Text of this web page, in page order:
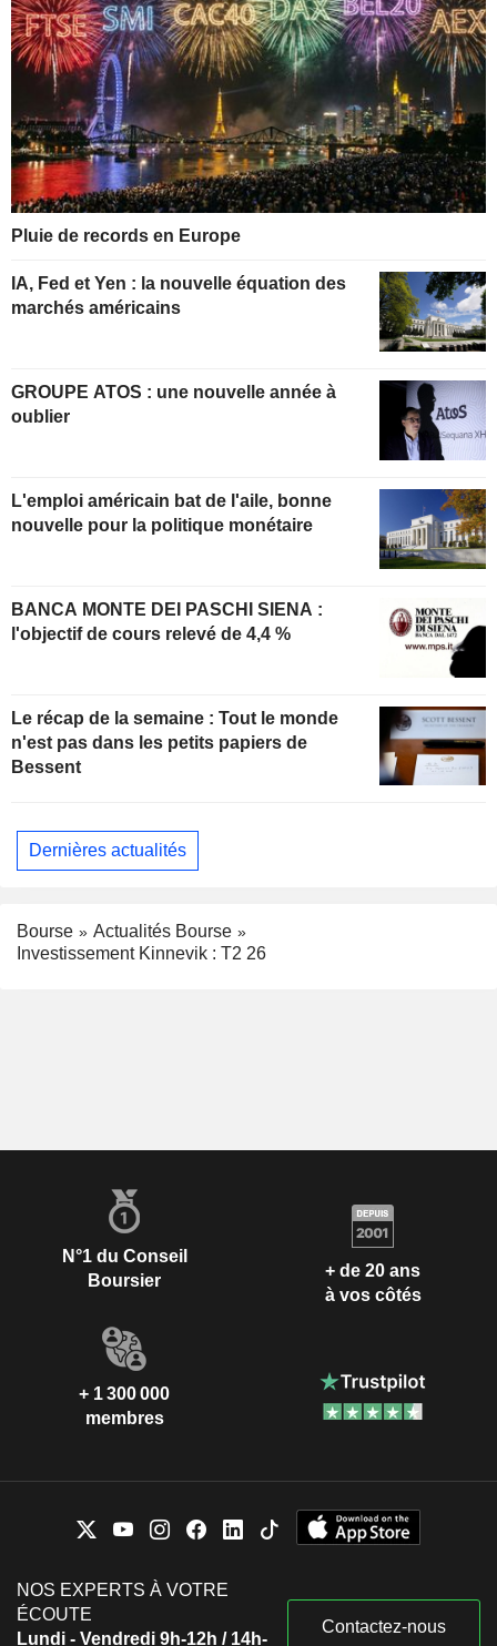
Pluie de records en Europe
IA, Fed et Yen : la nouvelle équation des
marchés américains
GROUPE ATOS : une nouvelle année à
oublier
L'emploi américain bat de l'aile, bonne
nouvelle pour la politique monétaire
BANCA MONTE DEI PASCHI SIENA :
l'objectif de cours relevé de 4,4 %
Le récap de la semaine : Tout le monde
n'est pas dans les petits papiers de
Bessent
Dernières actualités
Bourse
Actualités Bourse
Investissement Kinnevik : T2 26
N°1 du Conseil
Boursier
+ de 20 ans
à vos côtés
+ 1 300 000
membres
NOS EXPERTS À VOTRE
ÉCOUTE
Lundi - Vendredi 9h-12h / 14h-
Contactez-nous